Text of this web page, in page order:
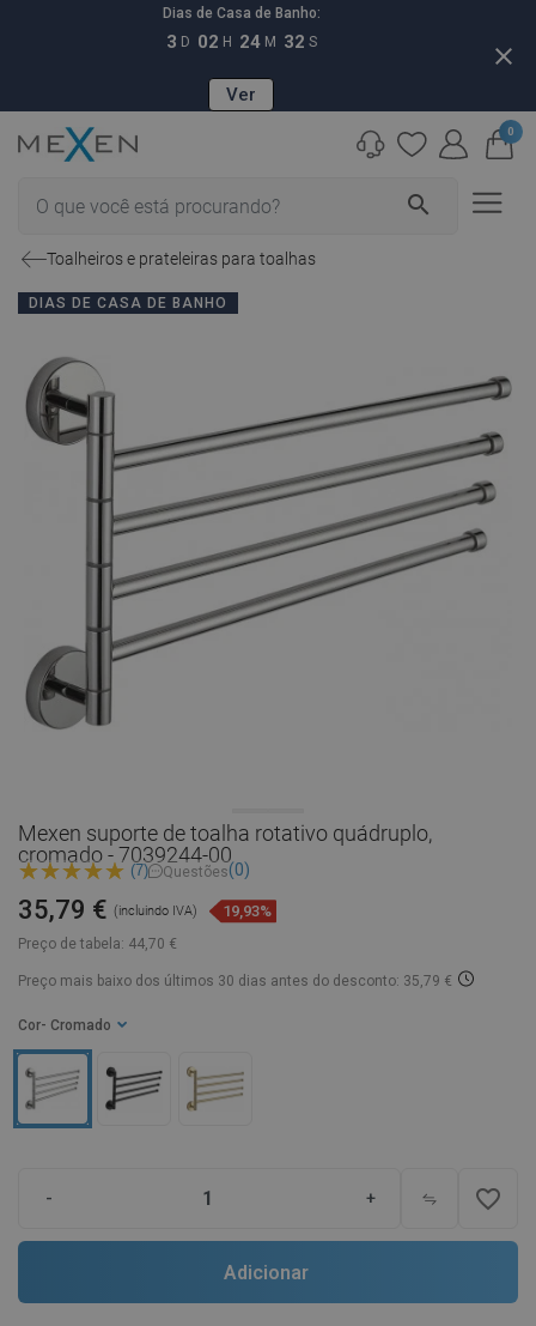
Dias de Casa de Banho:
3 D 02 H 24 M 32 S
Ver
close
search
0
Toalheiros e prateleiras para toalhas
DIAS DE CASA DE BANHO
Mexen suporte de toalha rotativo quádruplo,
cromado - 7039244-00
(7) Questões(0)
Preço de tabela: 44,70 €
35,79 € (incluindo IVA) 19,93%
Preço mais baixo dos últimos 30 dias antes do desconto: 35,79 €
Cor - Cromado
- + favorite_border
Adicionar